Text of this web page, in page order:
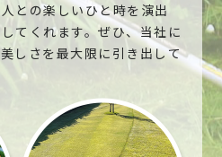
との楽しいひと時を演出
てくれます。ぜひ、当社に
しさを最大限に引き出して